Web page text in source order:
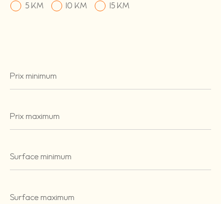
5 KM 10 KM 15 KM
minimum
maximum
minimum
maximum